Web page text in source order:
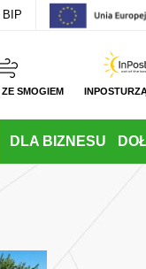
czcionki
BIP
SMOGIEM
DLA BIZNESU